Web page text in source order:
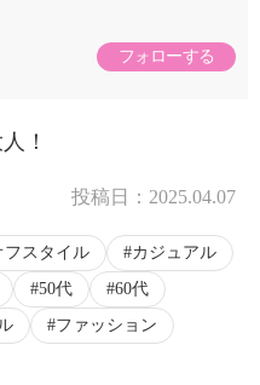
フォローする
！
投稿日： 2025.04.07
フスタイル
カジュアル
50代
60代
ファッション